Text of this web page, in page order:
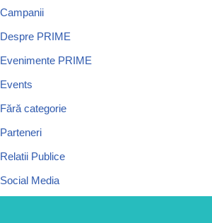
Campanii
Despre PRIME
Evenimente PRIME
Events
Fără categorie
Parteneri
Relatii Publice
Social Media